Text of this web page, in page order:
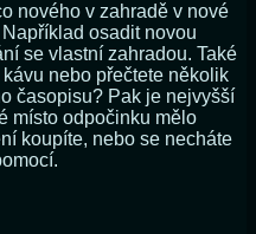
nového v zahradě v nové
osadit novou
se vlastní zahradou. Také
nebo přečtete několik
časopisu? Pak je nejvyšší
místo odpočinku mělo
koupíte, nebo se necháte